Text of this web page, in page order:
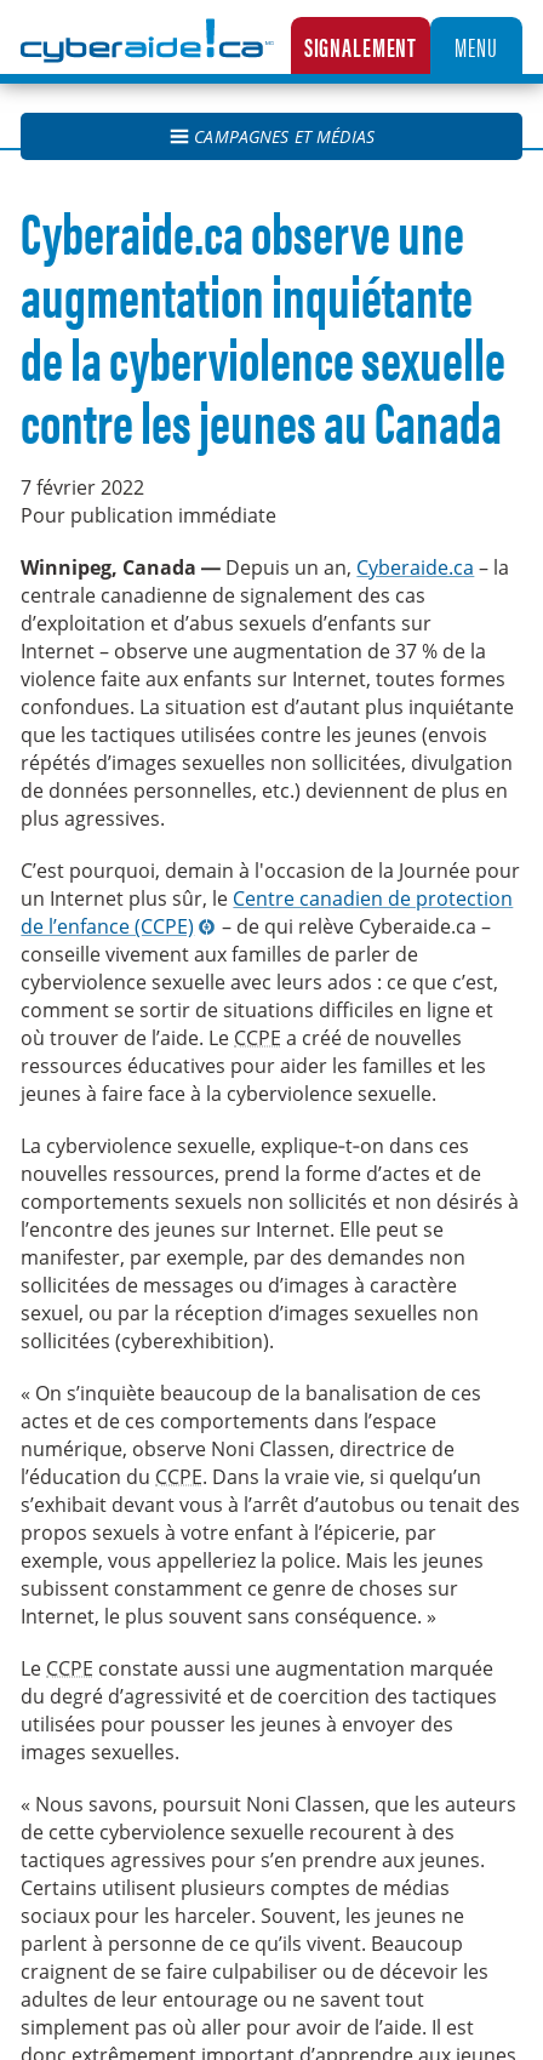
LA CENTRALE CANADIENNE DE SIGNALEMENT DES CAS D’EXPLOITATION SEXUELLE
SIGNALEMENT MENU
CAMPAGNES ET MÉDIAS
Cyberaide.ca observe une
augmentation inquiétante
de la cyberviolence sexuelle
contre les jeunes au Canada
7 février 2022
Pour publication immédiate
Winnipeg, Canada — Depuis un an, Cyberaide.ca – la
centrale canadienne de signalement des cas
d’exploitation et d’abus sexuels d’enfants sur
Internet – observe une augmentation de 37 % de la
violence faite aux enfants sur Internet, toutes formes
confondues. La situation est d’autant plus inquiétante
que les tactiques utilisées contre les jeunes (envois
répétés d’images sexuelles non sollicitées, divulgation
de données personnelles, etc.) deviennent de plus en
plus agressives.
C’est pourquoi, demain à l'occasion de la Journée pour
un Internet plus sûr, le Centre canadien de protection
de l’enfance (CCPE)
– de qui relève Cyberaide.ca –
conseille vivement aux familles de parler de
cyberviolence sexuelle avec leurs ados : ce que c’est,
comment se sortir de situations difficiles en ligne et
où trouver de l’aide. Le CCPE a créé de nouvelles
ressources éducatives pour aider les familles et les
jeunes à faire face à la cyberviolence sexuelle.
La cyberviolence sexuelle, explique‑t‑on dans ces
nouvelles ressources, prend la forme d’actes et de
comportements sexuels non sollicités et non désirés à
l’encontre des jeunes sur Internet. Elle peut se
manifester, par exemple, par des demandes non
sollicitées de messages ou d’images à caractère
sexuel, ou par la réception d’images sexuelles non
sollicitées (cyberexhibition).
« On s’inquiète beaucoup de la banalisation de ces
actes et de ces comportements dans l’espace
numérique, observe Noni Classen, directrice de
l’éducation du CCPE. Dans la vraie vie, si quelqu’un
s’exhibait devant vous à l’arrêt d’autobus ou tenait des
propos sexuels à votre enfant à l’épicerie, par
exemple, vous appelleriez la police. Mais les jeunes
subissent constamment ce genre de choses sur
Internet, le plus souvent sans conséquence. »
Le CCPE constate aussi une augmentation marquée
du degré d’agressivité et de coercition des tactiques
utilisées pour pousser les jeunes à envoyer des
images sexuelles.
« Nous savons, poursuit Noni Classen, que les auteurs
de cette cyberviolence sexuelle recourent à des
tactiques agressives pour s’en prendre aux jeunes.
Certains utilisent plusieurs comptes de médias
sociaux pour les harceler. Souvent, les jeunes ne
parlent à personne de ce qu’ils vivent. Beaucoup
craignent de se faire culpabiliser ou de décevoir les
adultes de leur entourage ou ne savent tout
simplement pas où aller pour avoir de l’aide. Il est
donc extrêmement important d’apprendre aux jeunes